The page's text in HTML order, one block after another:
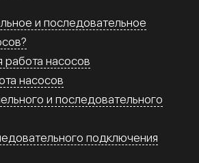
и последовательное
работа насосов
насосов
и последовательного
подключения